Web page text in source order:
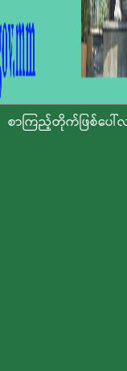
စာကြည့်တိုက်ဖြစ်ပေါ်